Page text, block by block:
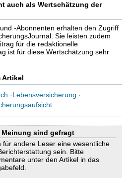
auch als Wertschätzung der
-Abonnenten erhalten den Zugriff
Sie leisten zudem
für die redaktionelle
ist für diese Wertschätzung sehr
Artikel
·Lebensversicherung ·
sind gefragt
für andere Leser eine wesentliche
sein. Bitte
unter den Artikel in das